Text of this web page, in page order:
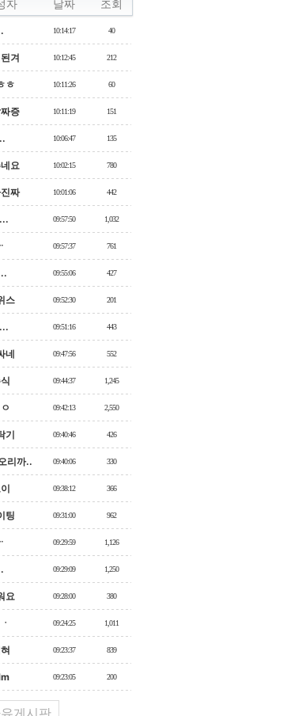
자 날짜 조회
10:14:17 40
겨 10:12:45 212
ㅎ 10:11:26 60
증 10:11:19 151
10:06:47 135
요 10:02:15 780
짜 10:01:06 442
09:57:50 1,032
ᆢ 09:57:37 761
09:55:06 427
스 09:52:30 201
09:51:16 443
네 09:47:56 552
09:44:37 1,245
09:42:13 2,550
기 09:40:46 426
리까.. 09:40:06 330
09:38:12 366
팅 09:31:00 962
ᆢ 09:29:59 1,126
09:29:09 1,250
요 09:28:00 380
09:24:25 1,011
09:23:37 839
09:23:05 200
게시판